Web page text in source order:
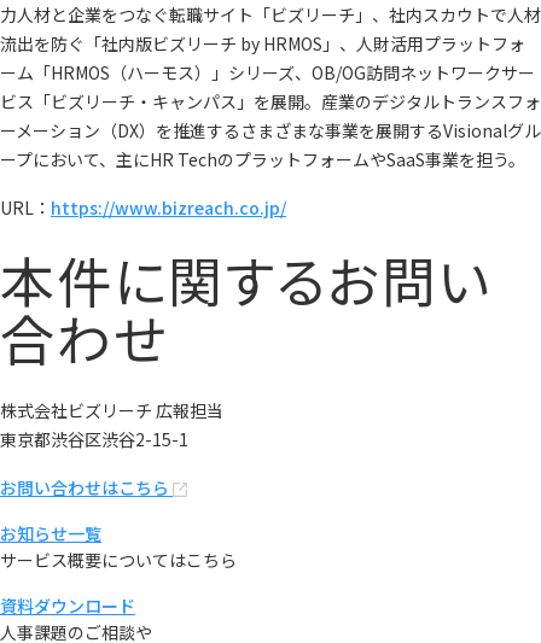
力人材と企業をつなぐ転職サイト「ビズリーチ」、社内スカウトで人材
流出を防ぐ「社内版ビズリーチ by HRMOS」、人財活用プラットフォ
ーム「HRMOS（ハーモス）」シリーズ、OB/OG訪問ネットワークサー
ビス「ビズリーチ・キャンパス」を展開。産業のデジタルトランスフォ
ーメーション（DX）を推進するさまざまな事業を展開するVisionalグル
ープにおいて、主にHR TechのプラットフォームやSaaS事業を担う。
URL： https://www.bizreach.co.jp/
本件に関するお問い
合わせ
株式会社ビズリーチ 広報担当
東京都渋谷区渋谷2-15-1
お問い合わせはこちら
お知らせ一覧
サービス概要についてはこちら
資料ダウンロード
人事課題のご相談や